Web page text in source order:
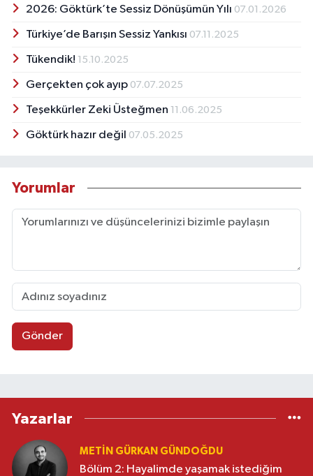
2026: Göktürk’te Sessiz Dönüşümün Yılı 07.01.2026
Türkiye’de Barışın Sessiz Yankısı 07.11.2025
Tükendik! 15.10.2025
Gerçekten çok ayıp 07.07.2025
Teşekkürler Zeki Üsteğmen 11.06.2025
Göktürk hazır değil 07.05.2025
Yorumlar
Gönder
Yazarlar
METIN GÜRKAN GÜNDOĞDU
Bölüm 2: Hayalimde yaşamak istediğim